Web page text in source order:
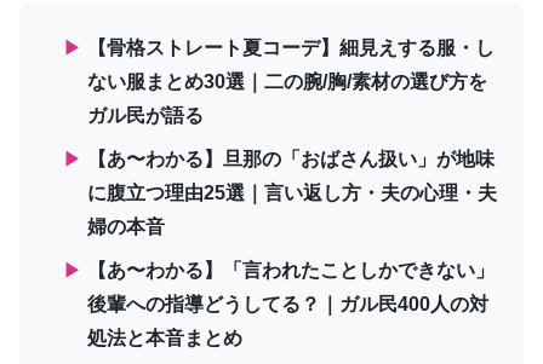
▶
【骨格ストレート夏コーデ】細見えする服・し
ない服まとめ30選｜二の腕/胸/素材の選び方を
ガル民が語る
▶
【あ〜わかる】旦那の「おばさん扱い」が地味
に腹立つ理由25選｜言い返し方・夫の心理・夫
婦の本音
▶
【あ〜わかる】「言われたことしかできない」
後輩への指導どうしてる？｜ガル民400人の対
処法と本音まとめ